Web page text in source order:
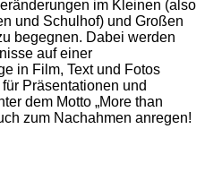
im Kleinen (also
und Schulhof) und Großen
begegnen. Dabei werden
auf einer
in Film, Text und Fotos
Präsentationen und
dem Motto „More than
zum Nachahmen anregen!